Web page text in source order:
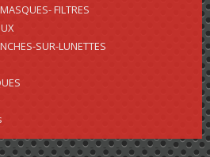
FILTRES
SUR-LUNETTES